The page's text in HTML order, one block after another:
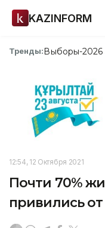
KAZINFORM
Тренды:Выборы-2026
12:54, 12 Октября 2021
Почти 70%
привились